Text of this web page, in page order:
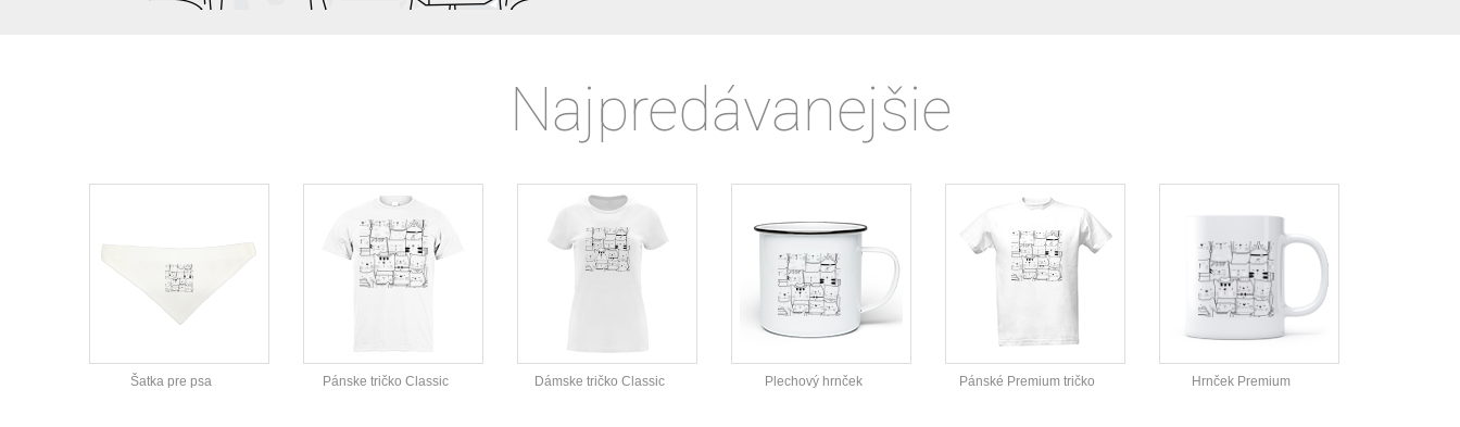
Najpredávanejšie
Šatka pre psa Pánske tričko Classic Dámske tričko Classic Plechový hrnček Pánské Premium tričko Hrnček Premium